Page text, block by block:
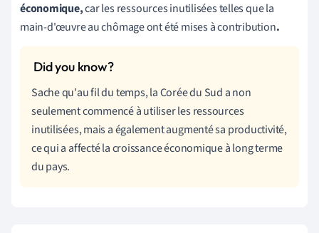
économique,car les ressources inutilisées telles que la
main-d'œuvre au chômage ont été mises à contribution.
Sache qu'au fil du temps, la Corée du Sud a non
seulement commencé à utiliser les ressources
inutilisées, mais a également augmenté sa productivité,
ce qui a affecté la croissance économique à long terme
du pays.